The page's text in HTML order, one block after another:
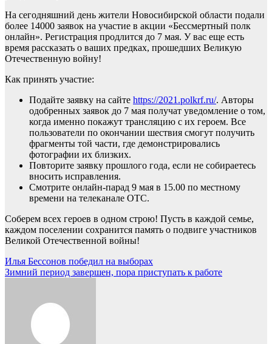
На сегодняшний день жители Новосибирской области подали
более 14000 заявок на участие в акции «Бессмертный полк
онлайн». Регистрация продлится до 7 мая. У вас еще есть
время рассказать о ваших предках, прошедших Великую
Отечественную войну!
Как принять участие:
Подайте заявку на сайте https://2021.polkrf.ru/. Авторы
одобренных заявок до 7 мая получат уведомление о том,
когда именно покажут трансляцию с их героем. Все
пользователи по окончании шествия смогут получить
фрагменты той части, где демонстрировались
фотографии их близких.
Повторите заявку прошлого года, если не собираетесь
вносить исправления.
Смотрите онлайн-парад 9 мая в 15.00 по местному
времени на телеканале ОТС.
Соберем всех героев в одном строю! Пусть в каждой семье,
каждом поселении сохранится память о подвиге участников
Великой Отечественной войны!
Навигация
по
Илья Бессонов победил на выборах
Зимний период завершен, пора приступать к работе